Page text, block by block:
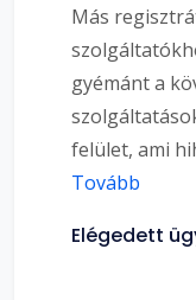
Más
gyémánt a
felület, ami
Tovább
Elégedett